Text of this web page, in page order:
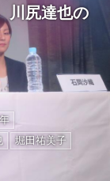
川尻達也の
堀田祐美子